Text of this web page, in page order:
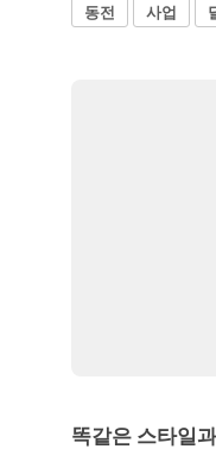
동전 사업
똑같은 스타일